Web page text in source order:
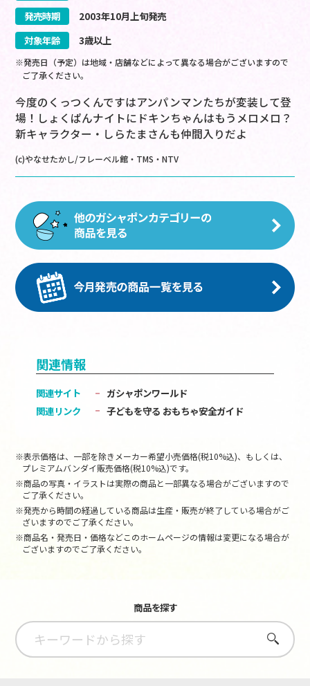
発売時期
2003年10月上旬発売
対象年齢
3歳以上
※発売日（予定）は地域・店舗などによって異なる場合がございますので
ご了承ください。
今度のくっつくんですはアンパンマンたちが変装して登
場！しょくぱんナイトにドキンちゃんはもうメロメロ？
新キャラクター・しらたまさんも仲間入りだよ
(c)やなせたかし/フレーベル館・TMS・NTV
関連情報
関連サイト
ガシャポンワールド
関連リンク
子どもを守る おもちゃ安全ガイド
※表示価格は、一部を除きメーカー希望小売価格(税10%込)、もしくは、
プレミアムバンダイ販売価格(税10%込)です。
※商品の写真・イラストは実際の商品と一部異なる場合がございますので
ご了承ください。
※発売から時間の経過している商品は生産・販売が終了している場合がご
ざいますのでご了承ください。
※商品名・発売日・価格などこのホームページの情報は変更になる場合が
ございますのでご了承ください。
商品を探す
さがす